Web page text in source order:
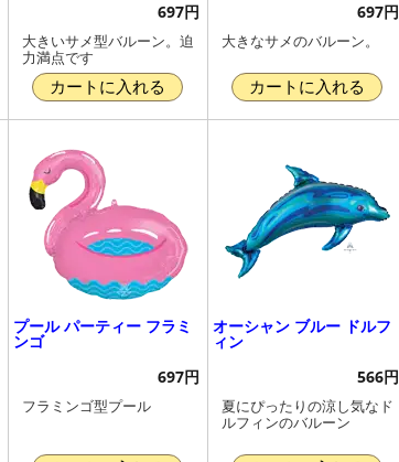
697円
大きいサメ型バルーン。迫
力満点です
カートに入れる
697円
大きなサメのバルーン。
カートに入れる
プール パーティー フラミ
ンゴ
697円
フラミンゴ型プール
オーシャン ブルー ドルフ
ィン
566円
夏にぴったりの涼し気なド
ルフィンのバルーン